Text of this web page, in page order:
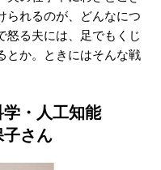
れるのが、どんなにつ
怒る夫には、足でもくじ
とか。ときにはそんな戦
・人工知能
子さん